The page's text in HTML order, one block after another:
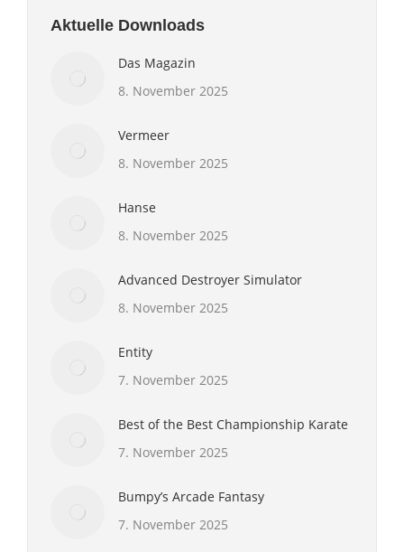
Aktuelle Downloads
Das Magazin
8. November 2025
Vermeer
8. November 2025
Hanse
8. November 2025
Advanced Destroyer Simulator
8. November 2025
Entity
7. November 2025
Best of the Best Championship Karate
7. November 2025
Bumpy’s Arcade Fantasy
7. November 2025